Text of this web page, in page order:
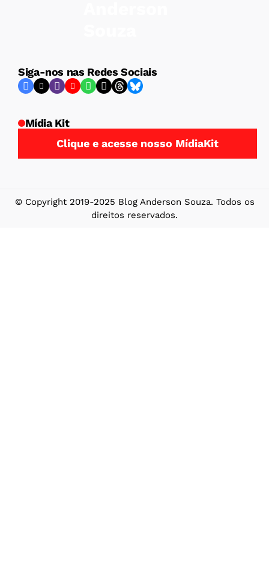
Siga-nos nas Redes Sociais
Mídia Kit
Clique e acesse nosso MídiaKit
© Copyright 2019-2025 Blog Anderson Souza. Todos os
direitos reservados.